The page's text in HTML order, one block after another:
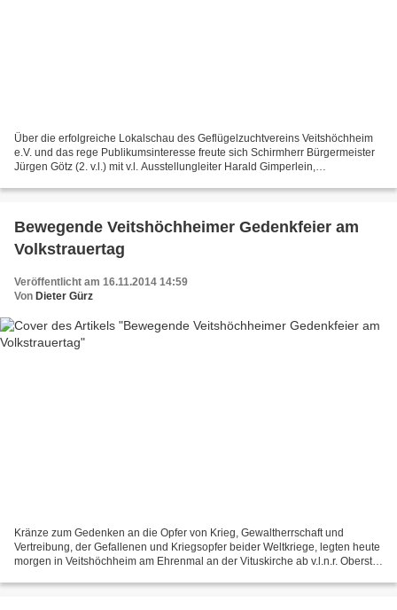
Über die erfolgreiche Lokalschau des Geflügelzuchtvereins Veitshöchheim
e.V. und das rege Publikumsinteresse freute sich Schirmherr Bürgermeister
Jürgen Götz (2. v.l.) mit v.l. Ausstellungleiter Harald Gimperlein,
Bewegende Veitshöchheimer Gedenkfeier am
Volkstrauertag
Veröffentlicht am 16.11.2014 14:59
Von Dieter Gürz
Kränze zum Gedenken an die Opfer von Krieg, Gewaltherrschaft und
Vertreibung, der Gefallenen und Kriegsopfer beider Weltkriege, legten heute
morgen in Veitshöchheim am Ehrenmal an der Vituskirche ab v.l.n.r. Oberst